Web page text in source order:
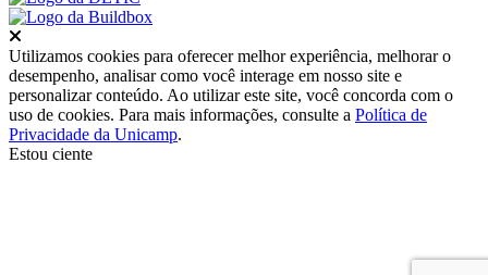
Utilizamos cookies para oferecer melhor experiência, melhorar o
desempenho, analisar como você interage em nosso site e
personalizar conteúdo. Ao utilizar este site, você concorda com o
uso de cookies. Para mais informações, consulte a Política de
Privacidade da Unicamp.
Estou ciente